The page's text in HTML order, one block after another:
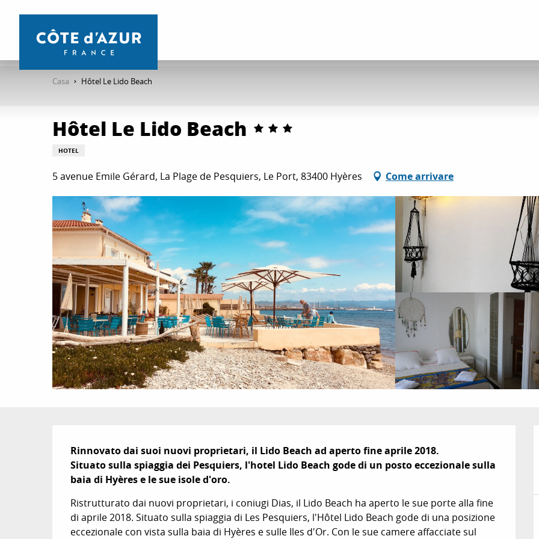
contenu
Casa Hôtel Le Lido Beach
Hôtel Le Lido Beach
HOTEL
5 avenue Emile Gérard, La Plage de Pesquiers, Le Port, 83400 Hyères Come arrivare
Descrizione
Rinnovato dai suoi nuovi proprietari, il Lido Beach ad aperto fine aprile 2018.
Situato sulla spiaggia dei Pesquiers, l'hotel Lido Beach gode di un posto eccezionale sulla
baia di Hyères e le sue isole d'oro.
Ristrutturato dai nuovi proprietari, i coniugi Dias, il Lido Beach ha aperto le sue porte alla fine
di aprile 2018. Situato sulla spiaggia di Les Pesquiers, l'Hôtel Lido Beach gode di una posizione
eccezionale con vista sulla baia di Hyères e sulle Iles d'Or. Con le sue camere affacciate sul